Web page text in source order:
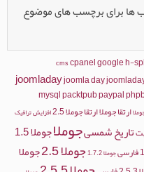
ها برای برچسب های موضوع
cmscpanelgoogleh-
joomladayjoomla day
mysqlpacktpubpaypal
ارتقا جوملاارتقا جوملا 2.5 افزایش ترافیک
تاریخ شمسیجوملاجوملا 1.5
جوملا 1.7.2 جوملا 2.5
جوملا